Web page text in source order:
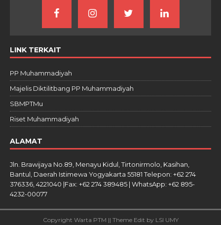
LINK TERKAIT
PP Muhammadiyah
Majelis Diktilitbang PP Muhammadiyah
SBMPTMu
Riset Muhammadiyah
ALAMAT
Jln. Brawijaya No.89, Menayu Kidul, Tirtonirmolo, Kasihan,
Bantul, Daerah Istimewa Yogyakarta 55181 Telepon: +62 274
376336, 4221040 |Fax: +62 274 389485 | WhatsApp: +62 895-
4232-00077
Copyright Warta PTM || Theme Edit by LSI UMY